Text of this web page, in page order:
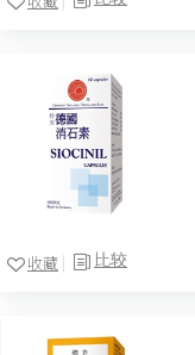
比较
收藏